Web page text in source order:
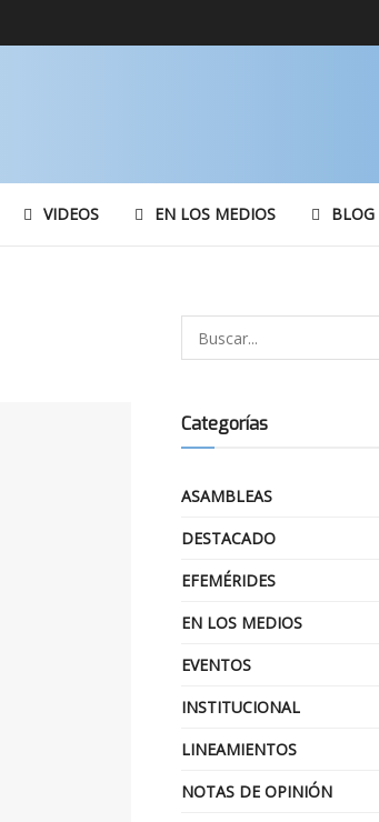
VIDEOS EN LOS MEDIOS BLOG
Categorías
ASAMBLEAS
DESTACADO
EFEMÉRIDES
EN LOS MEDIOS
EVENTOS
INSTITUCIONAL
LINEAMIENTOS
NOTAS DE OPINIÓN